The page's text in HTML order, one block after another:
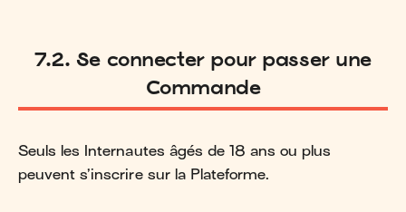
7.2. Se connecter pour passer une
Commande
Seuls les Internautes âgés de 18 ans ou plus
peuvent s’inscrire sur la Plateforme.